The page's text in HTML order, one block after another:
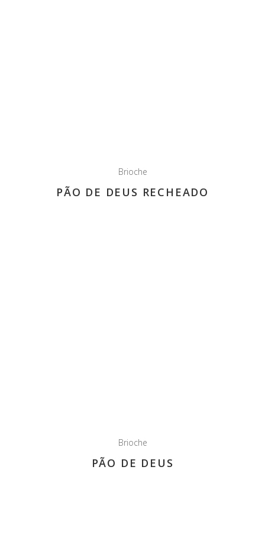
Brioche
PÃO DE DEUS RECHEADO
Brioche
PÃO DE DEUS